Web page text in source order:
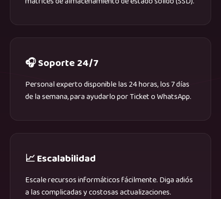
🎧 Soporte 24/7
Personal experto disponible las 24 horas, los 7 días
de la semana, para ayudarlo por Ticket o WhatsApp.
📈 Escalabilidad
Escale recursos informáticos fácilmente. Diga adiós
a las complicadas y costosas actualizaciones.